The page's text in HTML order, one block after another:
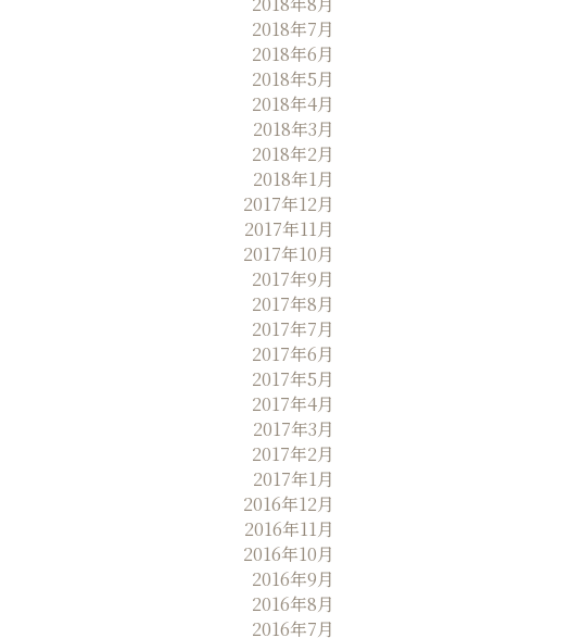
2018年7月
2018年6月
2018年5月
2018年4月
2018年3月
2018年2月
2018年1月
2017年12月
2017年11月
2017年10月
2017年9月
2017年8月
2017年7月
2017年6月
2017年5月
2017年4月
2017年3月
2017年2月
2017年1月
2016年12月
2016年11月
2016年10月
2016年9月
2016年8月
2016年7月